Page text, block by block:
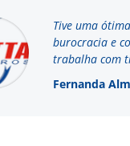
Tive uma
burocracia e
trabalha com
Fernanda